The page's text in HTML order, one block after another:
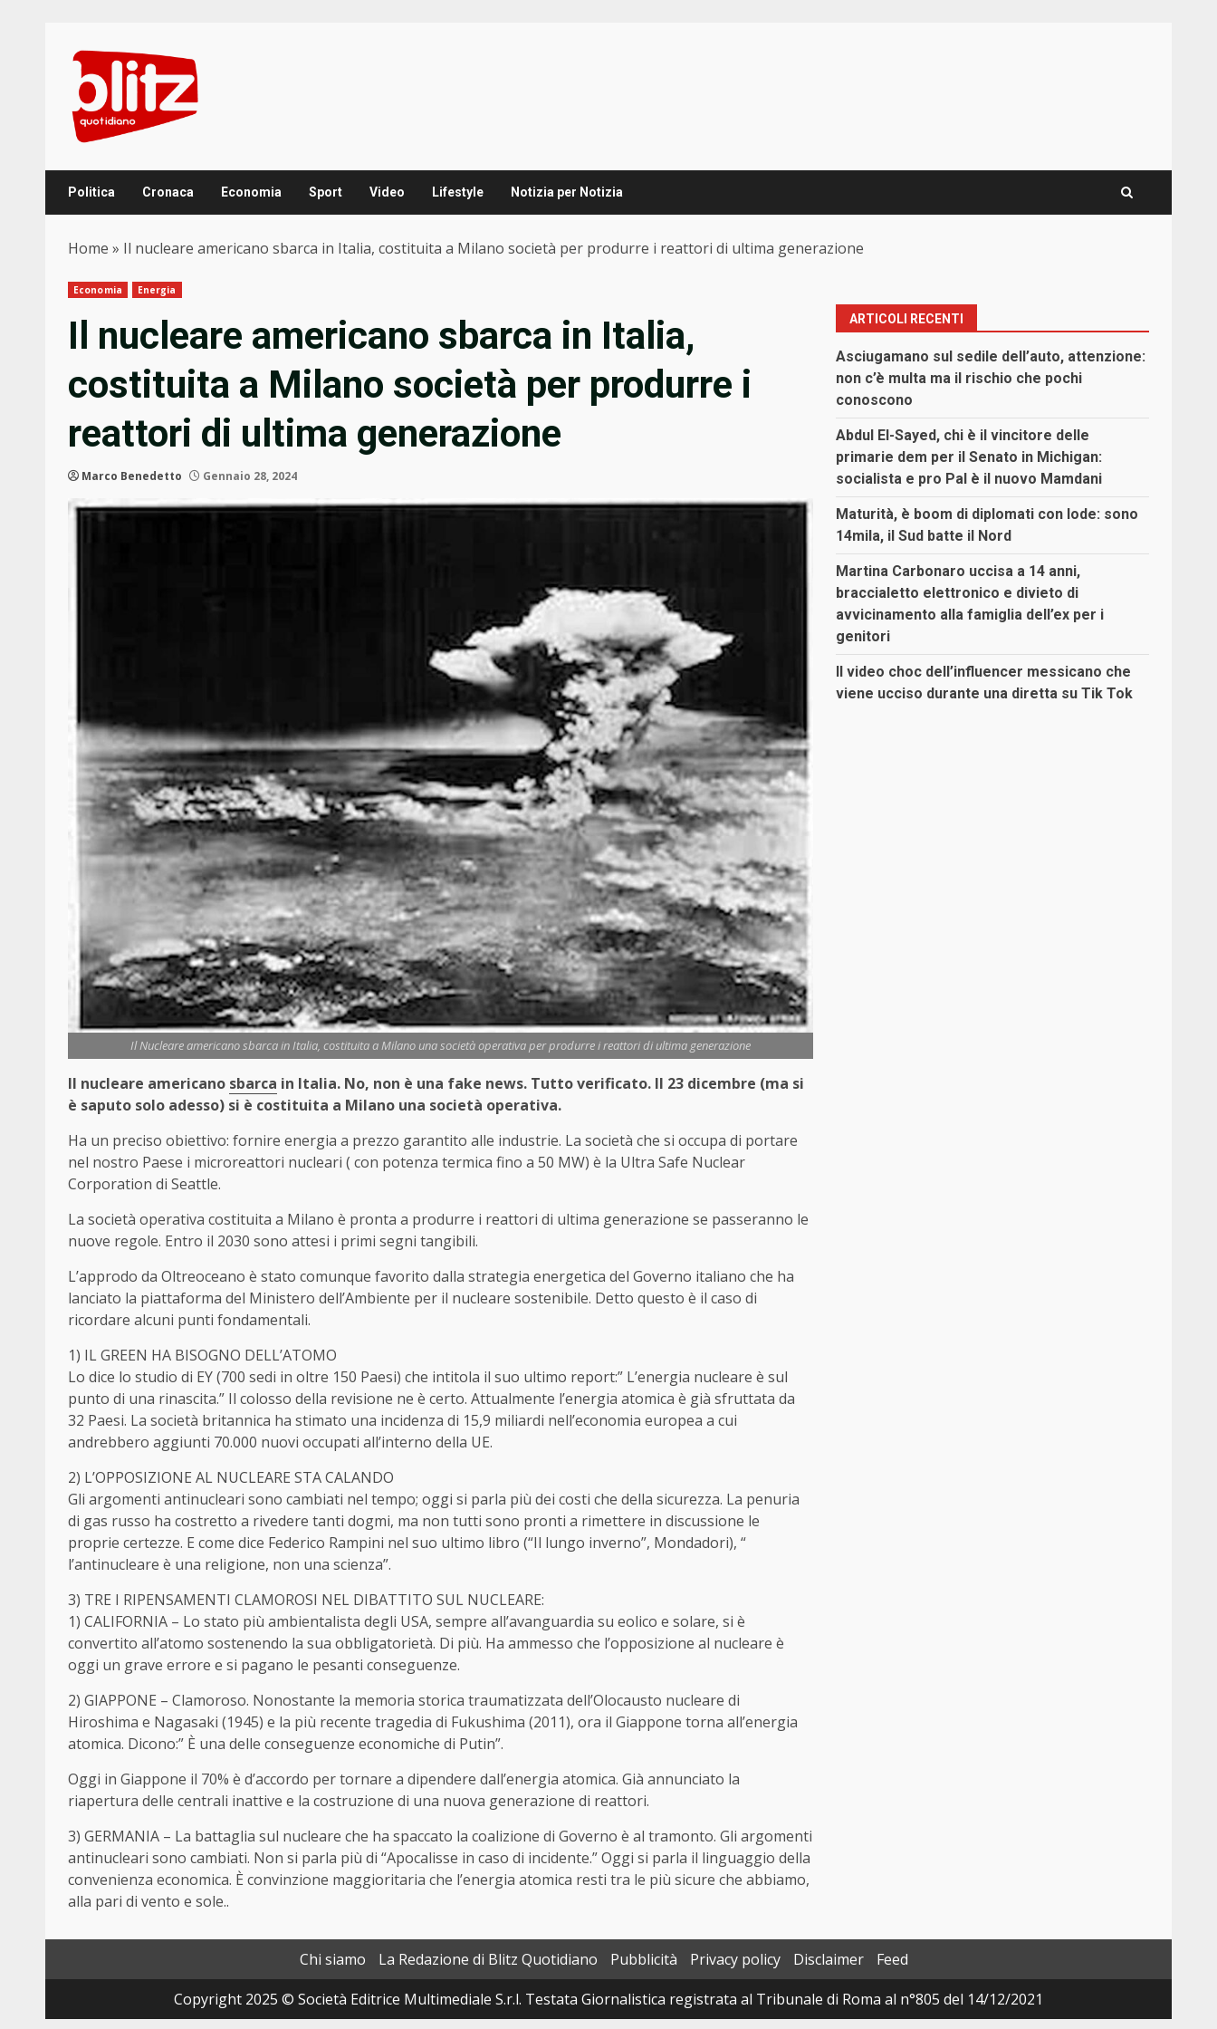
content
Politica Cronaca Economia Sport Video Lifestyle Notizia per Notizia
Home » Il nucleare americano sbarca in Italia, costituita a Milano società per produrre i reattori di ultima generazione
Economia Energia
Il nucleare americano sbarca in Italia,
costituita a Milano società per produrre i
reattori di ultima generazione
Marco Benedetto Gennaio 28, 2024
Il Nucleare americano sbarca in Italia, costituita a Milano una società operativa per produrre i reattori di ultima generazione
Il nucleare americano sbarca in Italia. No, non è una fake news. Tutto verificato. Il 23 dicembre (ma si
è saputo solo adesso) si è costituita a Milano una società operativa.
Ha un preciso obiettivo: fornire energia a prezzo garantito alle industrie. La società che si occupa di portare
nel nostro Paese i microreattori nucleari ( con potenza termica fino a 50 MW) è la Ultra Safe Nuclear
Corporation di Seattle.
La società operativa costituita a Milano è pronta a produrre i reattori di ultima generazione se passeranno le
nuove regole. Entro il 2030 sono attesi i primi segni tangibili.
L’approdo da Oltreoceano è stato comunque favorito dalla strategia energetica del Governo italiano che ha
lanciato la piattaforma del Ministero dell’Ambiente per il nucleare sostenibile. Detto questo è il caso di
ricordare alcuni punti fondamentali.
1) IL GREEN HA BISOGNO DELL’ATOMO
Lo dice lo studio di EY (700 sedi in oltre 150 Paesi) che intitola il suo ultimo report:” L’energia nucleare è sul
punto di una rinascita.” Il colosso della revisione ne è certo. Attualmente l’energia atomica è già sfruttata da
32 Paesi. La società britannica ha stimato una incidenza di 15,9 miliardi nell’economia europea a cui
andrebbero aggiunti 70.000 nuovi occupati all’interno della UE.
2) L’OPPOSIZIONE AL NUCLEARE STA CALANDO
Gli argomenti antinucleari sono cambiati nel tempo; oggi si parla più dei costi che della sicurezza. La penuria
di gas russo ha costretto a rivedere tanti dogmi, ma non tutti sono pronti a rimettere in discussione le
proprie certezze. E come dice Federico Rampini nel suo ultimo libro (“Il lungo inverno”, Mondadori), “
l’antinucleare è una religione, non una scienza”.
3) TRE I RIPENSAMENTI CLAMOROSI NEL DIBATTITO SUL NUCLEARE:
1) CALIFORNIA – Lo stato più ambientalista degli USA, sempre all’avanguardia su eolico e solare, si è
convertito all’atomo sostenendo la sua obbligatorietà. Di più. Ha ammesso che l’opposizione al nucleare è
oggi un grave errore e si pagano le pesanti conseguenze.
2) GIAPPONE – Clamoroso. Nonostante la memoria storica traumatizzata dell’Olocausto nucleare di
Hiroshima e Nagasaki (1945) e la più recente tragedia di Fukushima (2011), ora il Giappone torna all’energia
atomica. Dicono:” È una delle conseguenze economiche di Putin”.
Oggi in Giappone il 70% è d’accordo per tornare a dipendere dall’energia atomica. Già annunciato la
riapertura delle centrali inattive e la costruzione di una nuova generazione di reattori.
3) GERMANIA – La battaglia sul nucleare che ha spaccato la coalizione di Governo è al tramonto. Gli argomenti
antinucleari sono cambiati. Non si parla più di “Apocalisse in caso di incidente.” Oggi si parla il linguaggio della
convenienza economica. È convinzione maggioritaria che l’energia atomica resti tra le più sicure che abbiamo,
alla pari di vento e sole..
ARTICOLI RECENTI
Asciugamano sul sedile dell’auto, attenzione:
non c’è multa ma il rischio che pochi
conoscono
Abdul El-Sayed, chi è il vincitore delle
primarie dem per il Senato in Michigan:
socialista e pro Pal è il nuovo Mamdani
Maturità, è boom di diplomati con lode: sono
14mila, il Sud batte il Nord
Martina Carbonaro uccisa a 14 anni,
braccialetto elettronico e divieto di
avvicinamento alla famiglia dell’ex per i
genitori
Il video choc dell’influencer messicano che
viene ucciso durante una diretta su Tik Tok
Chi siamo La Redazione di Blitz Quotidiano Pubblicità Privacy policy Disclaimer
Feed
Copyright 2025 © Società Editrice Multimediale S.r.l. Testata Giornalistica registrata al Tribunale di Roma al n°805 del 14/12/2021